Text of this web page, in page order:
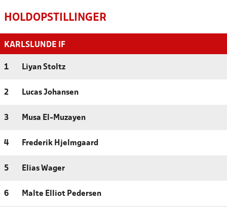
HOLDOPSTILLINGER
KARLSLUNDE IF
1 Liyan Stoltz
2 Lucas Johansen
3 Musa El-Muzayen
4 Frederik Hjelmgaard
5 Elias Wager
6 Malte Elliot Pedersen